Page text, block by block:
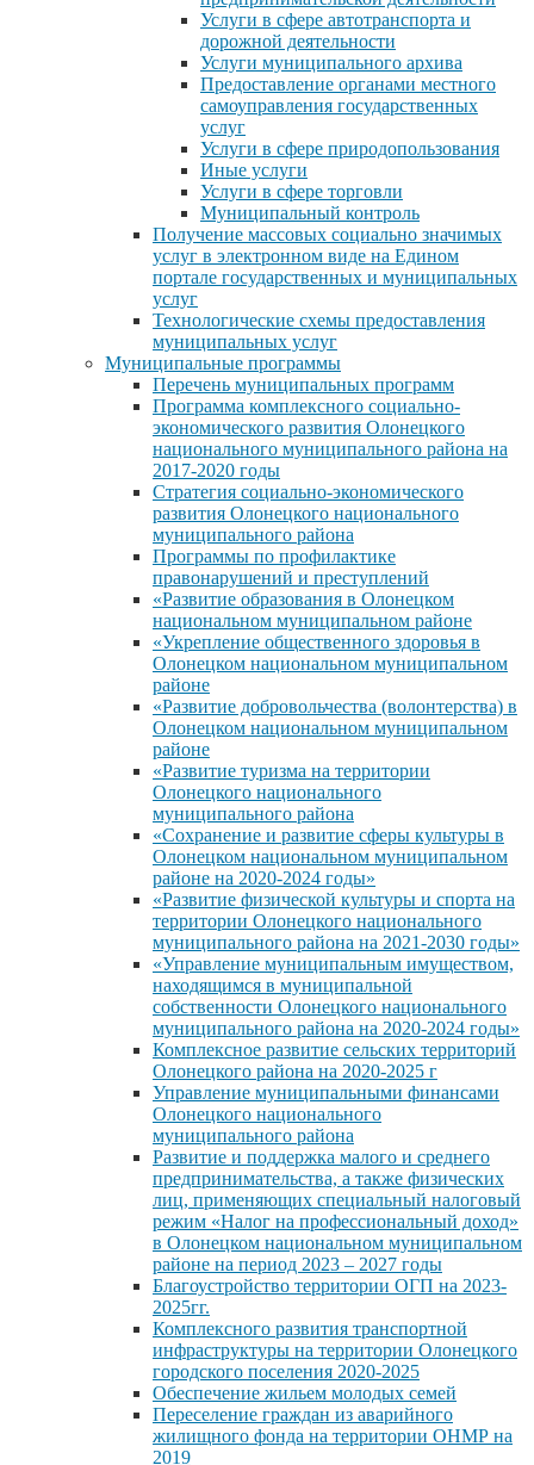
Услуги в сфере автотранспорта и
дорожной деятельности
Услуги муниципального архива
Предоставление органами местного
самоуправления государственных
услуг
Услуги в сфере природопользования
Иные услуги
Услуги в сфере торговли
Муниципальный контроль
Получение массовых социально значимых
услуг в электронном виде на Едином
портале государственных и муниципальных
услуг
Технологические схемы предоставления
муниципальных услуг
Муниципальные программы
Перечень муниципальных программ
Программа комплексного социально-
экономического развития Олонецкого
национального муниципального района на
2017-2020 годы
Стратегия социально-экономического
развития Олонецкого национального
муниципального района
Программы по профилактике
правонарушений и преступлений
«Развитие образования в Олонецком
национальном муниципальном районе
«Укрепление общественного здоровья в
Олонецком национальном муниципальном
районе
«Развитие добровольчества (волонтерства) в
Олонецком национальном муниципальном
районе
«Развитие туризма на территории
Олонецкого национального
муниципального района
«Сохранение и развитие сферы культуры в
Олонецком национальном муниципальном
районе на 2020-2024 годы»
«Развитие физической культуры и спорта на
территории Олонецкого национального
муниципального района на 2021-2030 годы»
«Управление муниципальным имуществом,
находящимся в муниципальной
собственности Олонецкого национального
муниципального района на 2020-2024 годы»
Комплексное развитие сельских территорий
Олонецкого района на 2020-2025 г
Управление муниципальными финансами
Олонецкого национального
муниципального района
Развитие и поддержка малого и среднего
предпринимательства, а также физических
лиц, применяющих специальный налоговый
режим «Налог на профессиональный доход»
в Олонецком национальном муниципальном
районе на период 2023 – 2027 годы
Благоустройство территории ОГП на 2023-
2025гг.
Комплексного развития транспортной
инфраструктуры на территории Олонецкого
городского поселения 2020-2025
Обеспечение жильем молодых семей
Переселение граждан из аварийного
жилищного фонда на территории ОНМР на
2019